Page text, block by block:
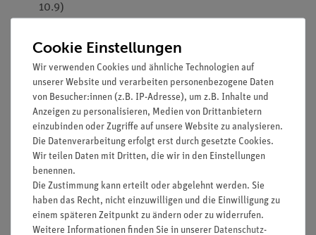
10.9)
RAM, Bildschirmauflösung 1280 x 720 Pixel
Empfohlene Systemanforderungen: i5 2,4 GHz, 8 GB
RAM, Bildschirmauflösung 1280 x 720 Pixel
Über 100 hinterlegte Versuche
Kompatibel mit allen Cobra SMARTsense und Cobra4
Sensoren und Interfaces (Wireless/USB-Link, Mobile
Link 2, Xpert-Link)
Mehr als 60 Sensoren zur Aufnahme von über 50
Messparametern
Regelmäßige Updates mit weiteren Versuchen und
Funktionalität
Cookie Einstellungen
Wir verwenden Cookies und ähnliche Technologien auf
unserer Website und verarbeiten personenbezogene Daten
von Besucher:innen (z.B. IP-Adresse), um z.B. Inhalte und
Anzeigen zu personalisieren, Medien von Drittanbietern
einzubinden oder Zugriffe auf unsere Website zu analysieren.
Die Datenverarbeitung erfolgt erst durch gesetzte Cookies.
Wir teilen Daten mit Dritten, die wir in den Einstellungen
benennen.
Die Zustimmung kann erteilt oder abgelehnt werden. Sie
haben das Recht, nicht einzuwilligen und die Einwilligung zu
einem späteren Zeitpunkt zu ändern oder zu widerrufen.
Weitere Informationen finden Sie in unserer Daten­schutz­